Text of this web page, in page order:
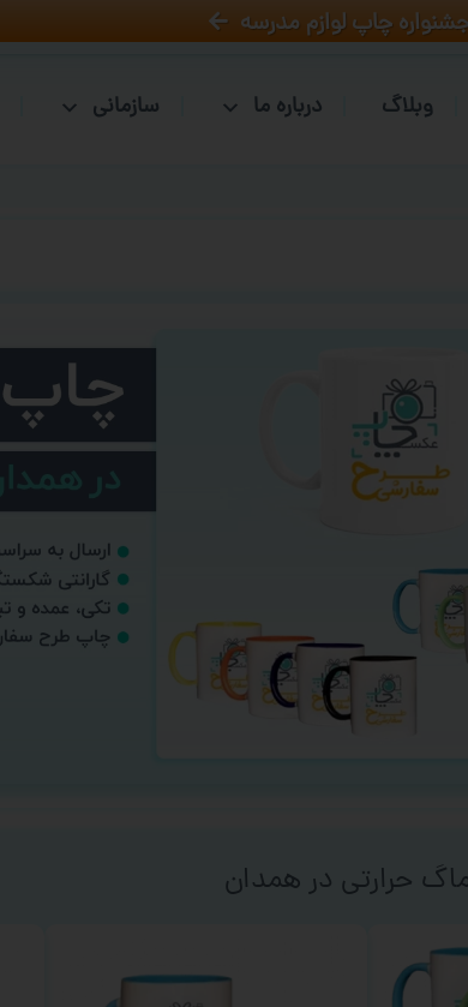
چاپ لوازم مدرسه
وبلاگ درباره ما سازمانی
حرارتی در همدان